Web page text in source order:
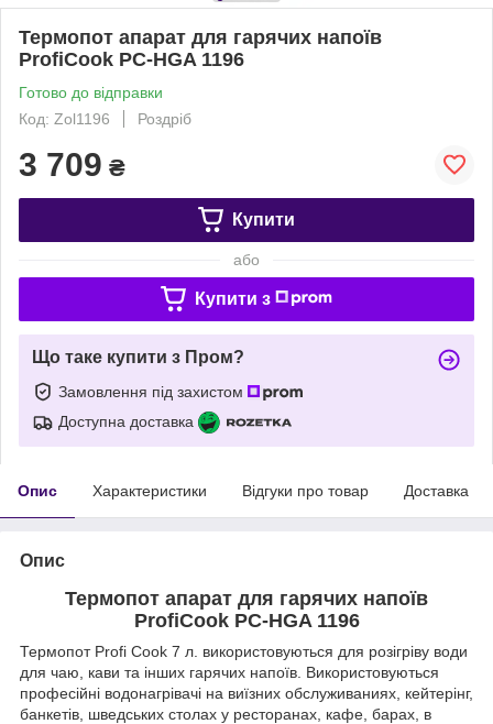
Термопот апарат для гарячих напоїв
ProfiCook PC-HGA 1196
Готово до відправки
Код: Zol1196
Роздріб
3 709 ₴
Купити
або
Купити з
Що таке купити з Пром?
Замовлення під захистом
Доступна доставка
Опис Характеристики Відгуки про товар Доставка
Опис
Термопот апарат для гарячих напоїв
ProfiCook PC-HGA 1196
Термопот Profi Cook 7 л. використовуються для розігріву води
для чаю, кави та інших гарячих напоїв. Використовуються
професійні водонагрівачі на виїзних обслуживаниях, кейтерінг,
банкетів, шведських столах у ресторанах, кафе, барах, в